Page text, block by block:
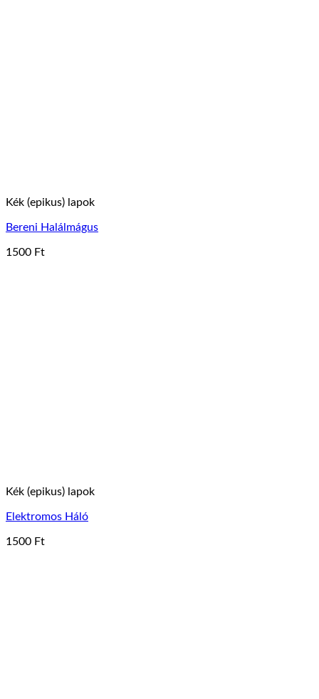
Kék (epikus) lapok
Bereni Halálmágus
1500 Ft
Kék (epikus) lapok
Elektromos Háló
1500 Ft